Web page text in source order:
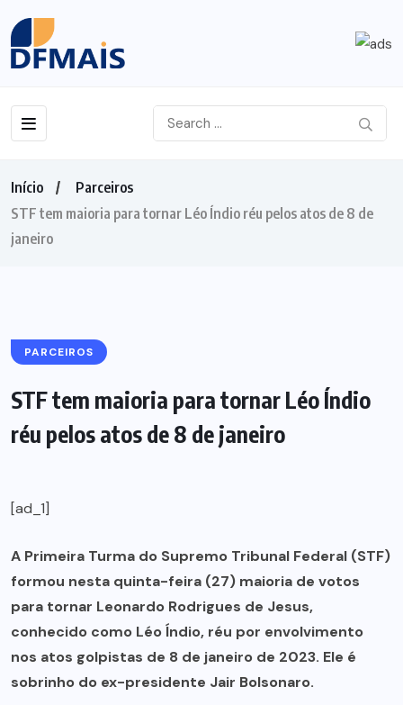
Início
Parceiros
STF tem maioria para tornar Léo Índio réu pelos atos de 8 de
janeiro
PARCEIROS
STF tem maioria para tornar Léo Índio
réu pelos atos de 8 de janeiro
[ad_1]
A Primeira Turma do Supremo Tribunal Federal (STF)
formou nesta quinta-feira (27) maioria de votos
para tornar Leonardo Rodrigues de Jesus,
conhecido como Léo Índio, réu por envolvimento
nos atos golpistas de 8 de janeiro de 2023. Ele é
sobrinho do ex-presidente Jair Bolsonaro.